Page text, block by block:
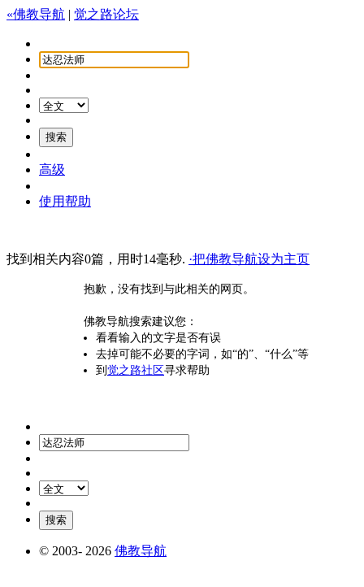
«佛教导航 | 觉之路论坛
高级
使用帮助
找到相关内容0篇，用时14毫秒. ·把佛教导航设为主页
抱歉，没有找到与此相关的网页。
佛教导航搜索建议您：
看看输入的文字是否有误
去掉可能不必要的字词，如“的”、“什么”等
到 觉之路社区寻求帮助
© 2003- 2026 佛教导航